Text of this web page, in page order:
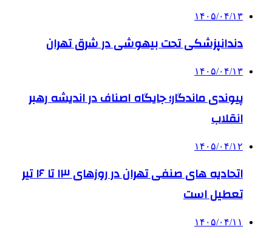
۱۴۰۵/۰۴/۱۳
دندانپزشکی تحت بیهوشی در شرق تهران
۱۴۰۵/۰۴/۱۳
پیوندی ماندگار؛ جایگاه اصناف در اندیشه رهبر
انقلاب
۱۴۰۵/۰۴/۱۲
اتحادیه های صنفی تهران در روزهای ۱۳ تا ۱۶ تیر
تعطیل است
۱۴۰۵/۰۴/۱۱